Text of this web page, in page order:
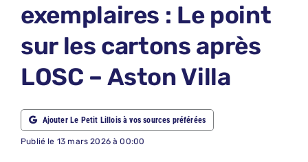
NOUS
exemplaires : Le point
sur les cartons après
LOSC – Aston Villa
Ajouter Le Petit Lillois à vos sources préférées
Publié le 13 mars 2026 à 00:00